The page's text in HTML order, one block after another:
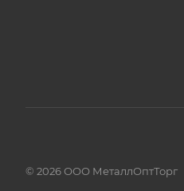
© 2026 ООО МеталлОптТорг